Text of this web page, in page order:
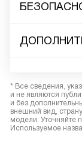
* Все сведения,
и не являются
и без
внешний вид,
модели. Уточняйте
Используемое